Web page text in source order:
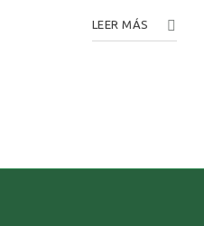
LEER MÁS